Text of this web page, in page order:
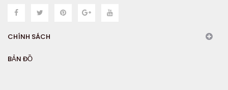
CHÍNH SÁCH
BẢN ĐỒ